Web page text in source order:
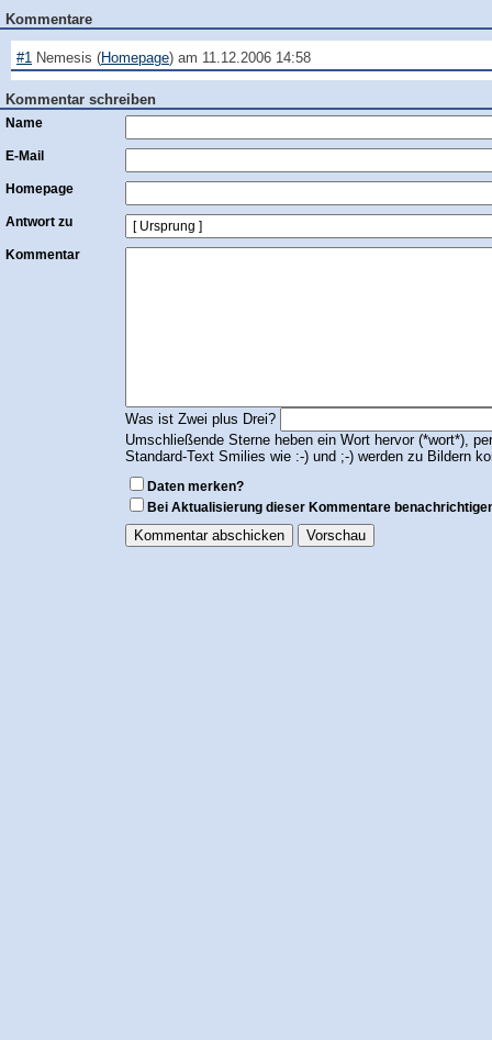
Kommentare
#1 Nemesis (Homepage) am 11.12.2006 14:58
Kommentar schreiben
Name
E-Mail
Homepage
Antwort zu
Kommentar
Was ist Zwei plus Drei?
Umschließende Sterne heben ein Wort hervor (*wort*),
Standard-Text Smilies wie :-) und ;-) werden zu Bildern
Daten merken?
Bei Aktualisierung dieser Kommentare